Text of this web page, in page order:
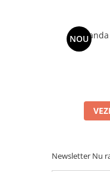
NOU
Newsletter Nu